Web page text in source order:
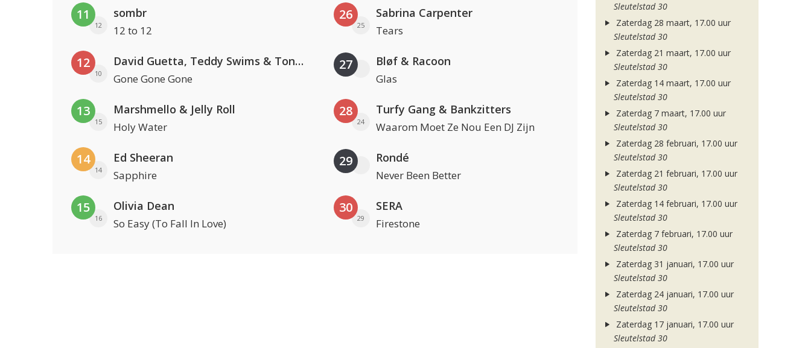
11
12
sombr
12 to 12
12
10
David Guetta, Teddy Swims & Tones And I
Gone Gone Gone
13
15
Marshmello & Jelly Roll
Holy Water
14
14
Ed Sheeran
Sapphire
15
16
Olivia Dean
So Easy (To Fall In Love)
26
25
Sabrina Carpenter
Tears
27 Bløf & Racoon
Glas
28
24
Turfy Gang & Bankzitters
Waarom Moet Ze Nou Een DJ Zijn
29 Rondé
Never Been Better
30
29
SERA
Firestone
Sleutelstad 30
Zaterdag 28 maart, 17.00 uur
Sleutelstad 30
Zaterdag 21 maart, 17.00 uur
Sleutelstad 30
Zaterdag 14 maart, 17.00 uur
Sleutelstad 30
Zaterdag 7 maart, 17.00 uur
Sleutelstad 30
Zaterdag 28 februari, 17.00 uur
Sleutelstad 30
Zaterdag 21 februari, 17.00 uur
Sleutelstad 30
Zaterdag 14 februari, 17.00 uur
Sleutelstad 30
Zaterdag 7 februari, 17.00 uur
Sleutelstad 30
Zaterdag 31 januari, 17.00 uur
Sleutelstad 30
Zaterdag 24 januari, 17.00 uur
Sleutelstad 30
Zaterdag 17 januari, 17.00 uur
Sleutelstad 30